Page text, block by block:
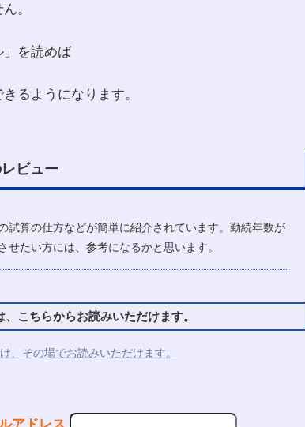
。
」を読めば
るようになります。
ビュー
試算の仕方などが簡単に紹介されています。勤続年数が
たい方には、参考になるかと思います。
こちらからお読みいただけます。
、その場でお読みいただけます。